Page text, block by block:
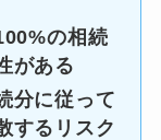
の相続
がある
分に従って
するリスク